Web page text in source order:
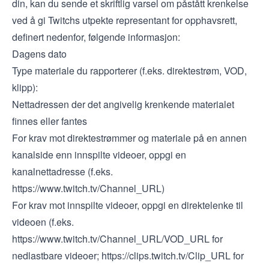
din, kan du sende et skriftlig varsel om påstått krenkelse
ved å gi Twitchs utpekte representant for opphavsrett,
definert nedenfor, følgende informasjon:
Dagens dato
Type materiale du rapporterer (f.eks. direktestrøm, VOD,
klipp):
Nettadressen der det angivelig krenkende materialet
finnes eller fantes
For krav mot direktestrømmer og materiale på en annen
kanalside enn innspilte videoer, oppgi en
kanalnettadresse (f.eks.
https://www.twitch.tv/Channel _URL)
For krav mot innspilte videoer, oppgi en direktelenke til
videoen (f.eks.
https://www.twitch.tv/Channel _URL/VOD_URL for
nedlastbare videoer; https://clips.twitch.tv/Clip _URL for